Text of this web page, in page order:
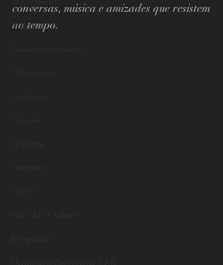
#saraus
conversas, música e amizades que resistem
ao tempo.